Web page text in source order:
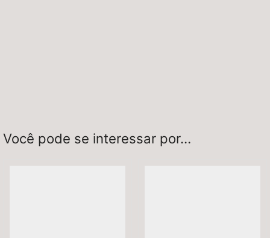
Você pode se interessar por…